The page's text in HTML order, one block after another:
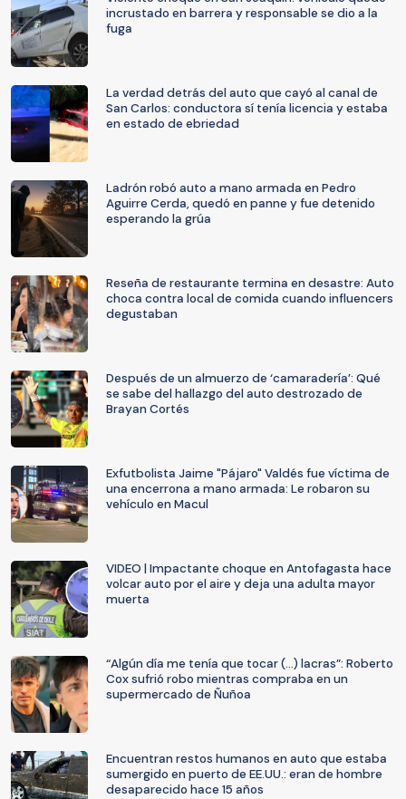
incrustado en barrera y responsable se dio a la
fuga
La verdad detrás del auto que cayó al canal de
San Carlos: conductora sí tenía licencia y estaba
en estado de ebriedad
Ladrón robó auto a mano armada en Pedro
Aguirre Cerda, quedó en panne y fue detenido
esperando la grúa
Reseña de restaurante termina en desastre: Auto
choca contra local de comida cuando influencers
degustaban
Después de un almuerzo de ‘camaradería’: Qué
se sabe del hallazgo del auto destrozado de
Brayan Cortés
Exfutbolista Jaime "Pájaro" Valdés fue víctima de
una encerrona a mano armada: Le robaron su
vehículo en Macul
VIDEO | Impactante choque en Antofagasta hace
volcar auto por el aire y deja una adulta mayor
muerta
“Algún día me tenía que tocar (...) lacras”: Roberto
Cox sufrió robo mientras compraba en un
supermercado de Ñuñoa
Encuentran restos humanos en auto que estaba
sumergido en puerto de EE.UU.: eran de hombre
desaparecido hace 15 años